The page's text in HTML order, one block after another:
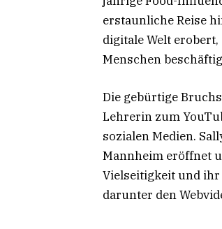
erstaunliche Reise
digitale Welt
Menschen
Die gebürtige
Lehrerin zum
sozialen Medien.
Mannheim eröffnet
Vielseitigkeit und
darunter den